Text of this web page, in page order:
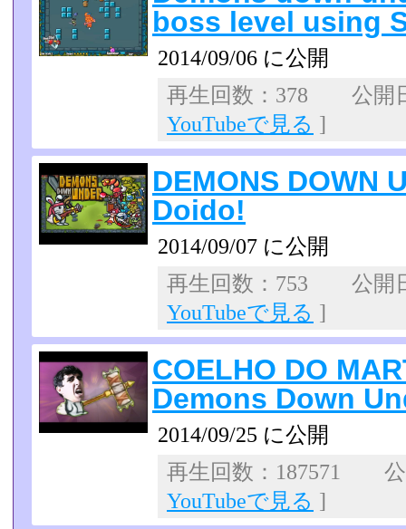
boss level using
2014/09/06 に公開
再生回数：378 公開
YouTubeで見る ]
DEMONS DOWN
Doido!
2014/09/07 に公開
再生回数：753 公開
YouTubeで見る ]
COELHO DO
Demons Down
2014/09/25 に公開
再生回数：187571
YouTubeで見る ]